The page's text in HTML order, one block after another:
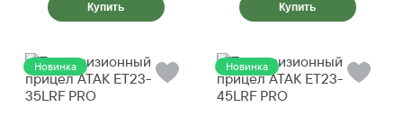
Купить Купить
Новинка Новинка